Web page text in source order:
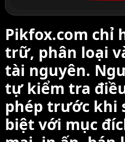
Pikfox.com chỉ
trữ, phân loại
tài nguyên.
tự kiểm tra
phép trước khi
biệt với mục